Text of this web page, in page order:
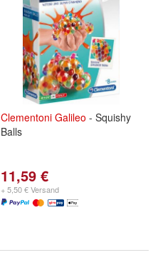
Clementoni Galileo - Squishy
Balls
11,59 €
+ 5,50 € Versand